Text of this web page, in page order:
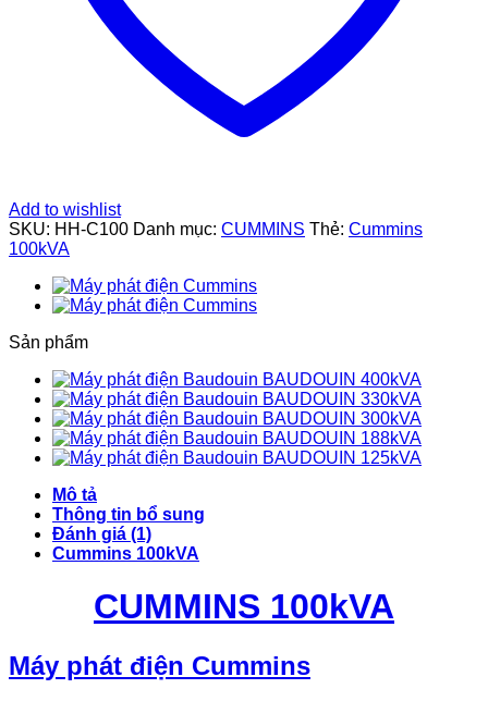
Add to wishlist
SKU: HH-C100 Danh mục: CUMMINS Thẻ: Cummins
100kVA
Sản phẩm
BAUDOUIN 400kVA
BAUDOUIN 330kVA
BAUDOUIN 300kVA
BAUDOUIN 188kVA
BAUDOUIN 125kVA
Mô tả
Thông tin bổ sung
Đánh giá (1)
Cummins 100kVA
CUMMINS 100kVA
Máy phát điện Cummins